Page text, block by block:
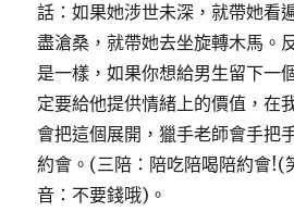
話：如果她涉世未深，就帶她看
盡滄桑，就帶她去坐旋轉木馬。
是一樣，如果你想給男生留下一
定要給他提供情緒上的價值，在
會把這個展開，獵手老師會手把
約會。(三陪：陪吃陪喝陪約會!(
音：不要錢哦)。